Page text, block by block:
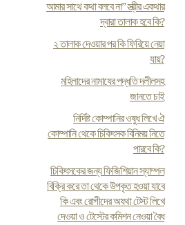
আমার সাথে কথা বলবে না” স্ত্রীর একথার
দ্বারা তালাক হবে কি?
২ তালাক দেওয়ার পর কি ফিরিয়ে নেয়া
যায়?
মহিলাদের নামাযের পদ্ধতি দলীলসহ
জানতে চাই
নির্দিষ্ট কোম্পানির ওষুধ লিখে ঐ
কোম্পানি থেকে চিকিৎসক বিনিময় নিতে
পারবে কি?
চিকিৎসকের জন্য ফিজিশিয়ান স্যাম্পল
বিক্রি করে তা থেকে উপকৃত হওয়া যাবে
কি এবং রোগীদের অযথা টেস্ট লিখে
দেওয়া ও টেস্টের কমিশন নেওয়া বৈধ